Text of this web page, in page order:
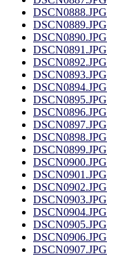
DSCN0888.JPG
DSCN0889.JPG
DSCN0890.JPG
DSCN0891.JPG
DSCN0892.JPG
DSCN0893.JPG
DSCN0894.JPG
DSCN0895.JPG
DSCN0896.JPG
DSCN0897.JPG
DSCN0898.JPG
DSCN0899.JPG
DSCN0900.JPG
DSCN0901.JPG
DSCN0902.JPG
DSCN0903.JPG
DSCN0904.JPG
DSCN0905.JPG
DSCN0906.JPG
DSCN0907.JPG